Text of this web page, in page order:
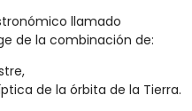
llamado
de la combinación de:
de la órbita de la Tierra.